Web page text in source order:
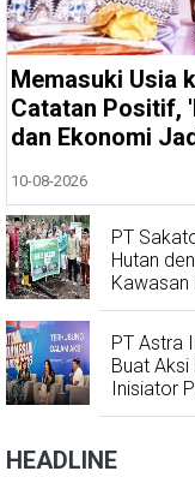
Memasuki Usia
Catatan Positif,
dan Ekonomi
10-08-2026
PT
Hutan
Kawasan
PT Astra
Buat
Inisiator
HEADLINE